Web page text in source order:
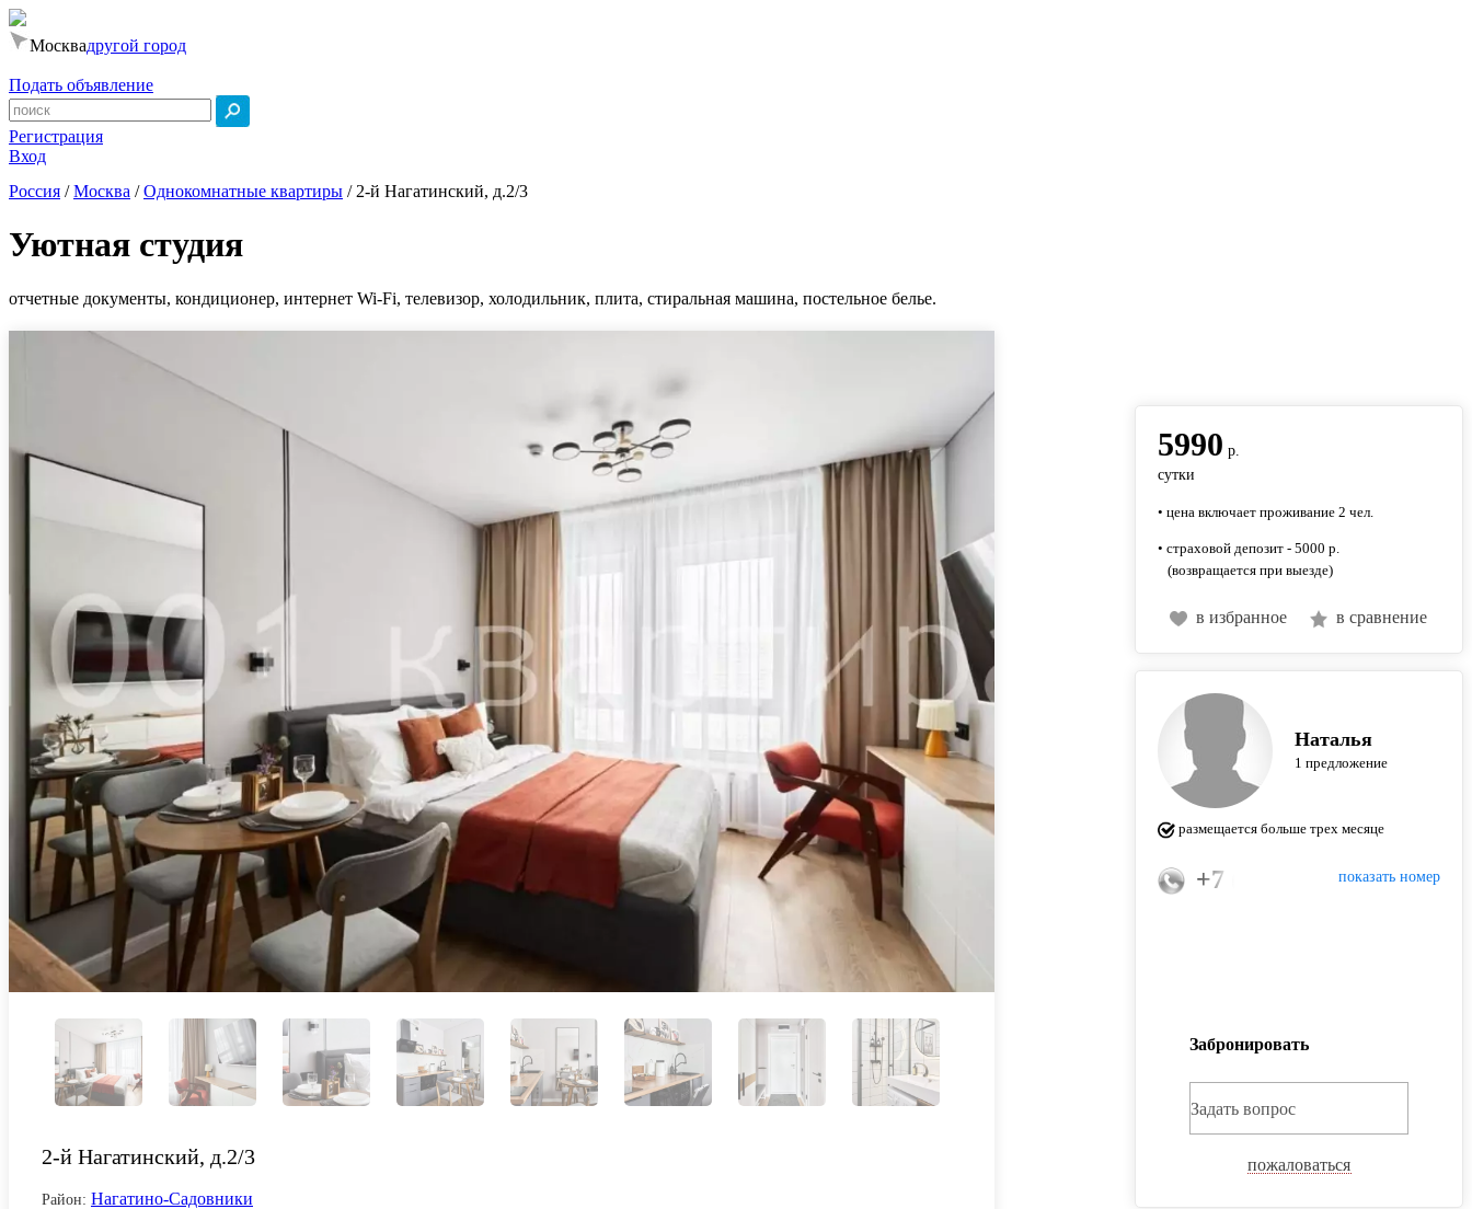
Москвадругой город
Подать объявление
Регистрация
Вход
Россия /Москва /Однокомнатные квартиры / 2-й Нагатинский, д.2/3
Уютная студия
отчетные документы, кондиционер, интернет Wi-Fi, телевизор, холодильник, плита, стиральная машина, постельное белье.
2-й Нагатинский, д.2/3
Район: Нагатино-Садовники
5990 р.
сутки
• цена включает проживание 2 чел.
• страховой депозит - 5000 р.
(возвращается при выезде)
в избранное в сравнение
Наталья
1 предложение
размещается больше трех месяце
показать номер
+7 (916) 111-97-76
Забронировать
Задать вопрос
пожаловаться